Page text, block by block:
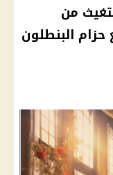
من
البنطلون